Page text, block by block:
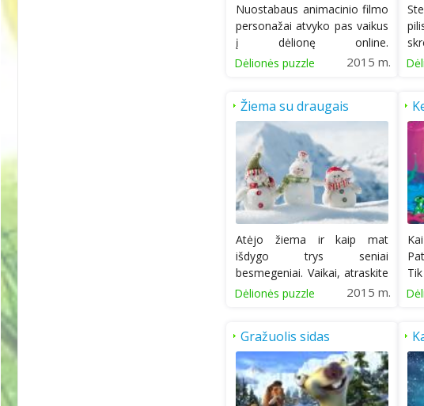
Nuostabaus animacinio filmo
personažai atvyko pas vaikus
į dėlionę online.
Pasisveikinkite...
Dėlionės puzzle 2015 m.
Žiema su draugais
Atėjo žiema ir kaip mat
išdygo trys seniai
besmegeniai. Vaikai, atraskite
juos ir jie parodys...
Dėlionės puzzle 2015 m.
jis...
Gražuolis sidas